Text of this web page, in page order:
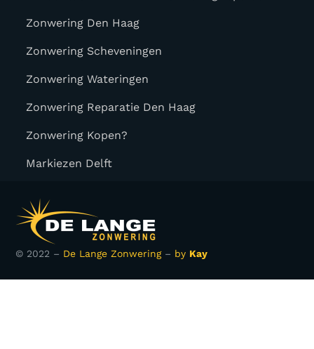
Zonwering Den Haag
Zonwering Scheveningen
Zonwering Wateringen
Zonwering Reparatie Den Haag
Zonwering Kopen?
Markiezen Delft
© 2022 – De Lange Zonwering– by Kay